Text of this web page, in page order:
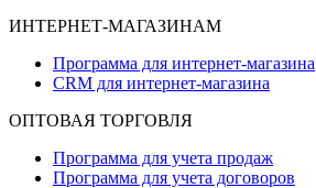
ИНТЕРНЕТ-МАГАЗИНАМ
Программа для интернет-магазина
CRM для интернет-магазина
ОПТОВАЯ ТОРГОВЛЯ
Программа для учета продаж
Программа для учета договоров